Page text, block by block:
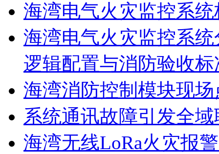
海湾电气火灾监控系
海湾电气火灾监控系
逻辑配置与消防验收标
海湾消防控制模块现
系统通讯故障引发全
海湾无线LoRa火灾报